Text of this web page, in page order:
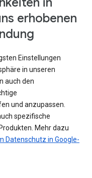
erhobenen
Einstellungen
in unseren
auch den
und anzupassen.
spezifische
Mehr dazu
Datenschutz in Google-